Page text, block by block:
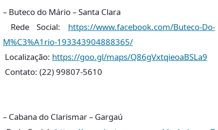
– Buteco do Mário – Santa Clara
Rede Social: https://www.facebook.com/Buteco-Do-
M%C3%A1rio-193343904888365/
Localização: https://goo.gl/maps/Q86gVxtqieoaBSLa9
Contato: (22) 99807-5610
– Cabana do Clarismar – Gargaú